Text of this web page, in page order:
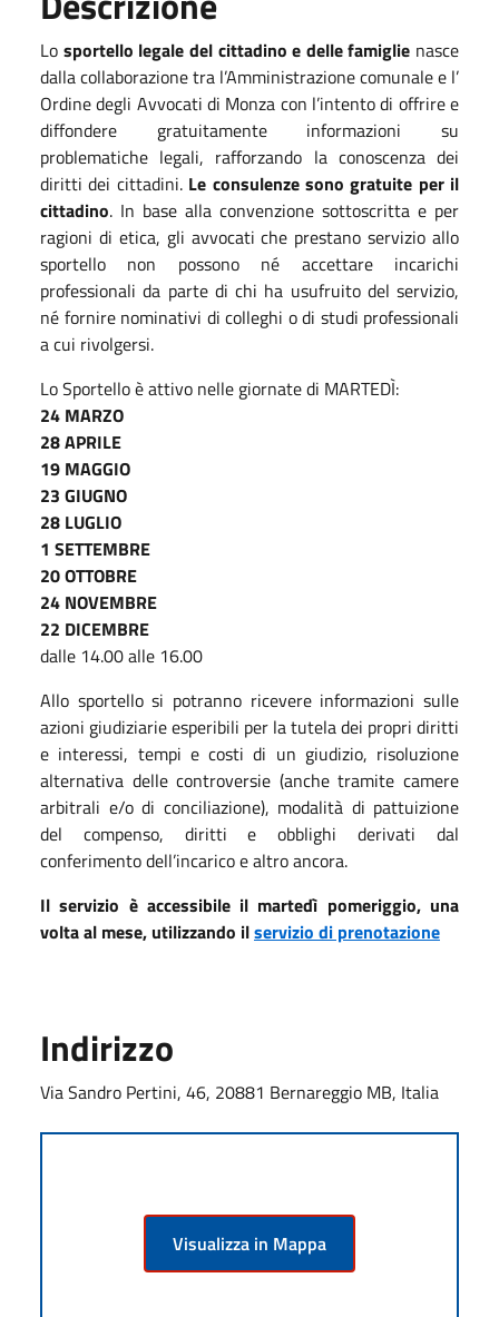
Lo sportello legale del cittadino e delle famiglie nasce
dalla collaborazione tra l’Amministrazione comunale e l’
Ordine degli Avvocati di Monza con l’intento di offrire e
diffondere gratuitamente informazioni su
problematiche legali, rafforzando la conoscenza dei
diritti dei cittadini. Le consulenze sono gratuite per il
cittadino. In base alla convenzione sottoscritta e per
ragioni di etica, gli avvocati che prestano servizio allo
sportello non possono né accettare incarichi
professionali da parte di chi ha usufruito del servizio,
né fornire nominativi di colleghi o di studi professionali
a cui rivolgersi.
Lo Sportello è attivo nelle giornate di MARTEDÌ:
24 MARZO
28 APRILE
19 MAGGIO
23 GIUGNO
28 LUGLIO
1 SETTEMBRE
20 OTTOBRE
24 NOVEMBRE
22 DICEMBRE
dalle 14.00 alle 16.00
Allo sportello si potranno ricevere informazioni sulle
azioni giudiziarie esperibili per la tutela dei propri diritti
e interessi, tempi e costi di un giudizio, risoluzione
alternativa delle controversie (anche tramite camere
arbitrali e/o di conciliazione), modalità di pattuizione
del compenso, diritti e obblighi derivati dal
conferimento dell’incarico e altro ancora.
Il servizio è accessibile il martedì pomeriggio, una
volta al mese, utilizzando ilservizio di prenotazione
Indirizzo
Via Sandro Pertini, 46, 20881 Bernareggio MB, Italia
Visualizza in Mappa